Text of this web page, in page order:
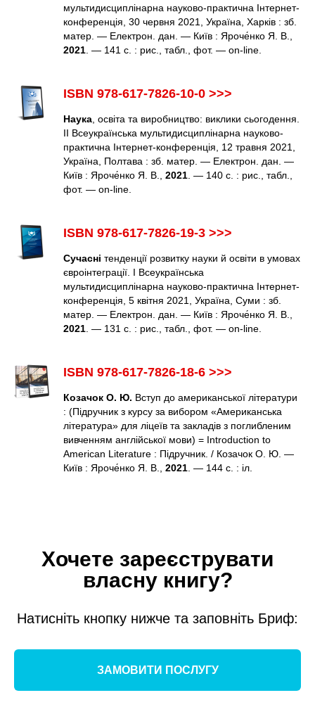
мультидисциплінарна науково-практична Інтернет-
конференція, 30 червня 2021, Україна, Харків : зб.
матер. — Електрон. дан. — Київ : Яроче́нко Я. В.,
2021 . — 141 с. : рис., табл., фот. — оn-line.
ISBN 978-617-7826-10-0 >>>
Наука , освіта та виробництво: виклики сьогодення.
ІІ Всеукраїнська мультидисциплінарна науково-
практична Інтернет-конференція, 12 травня 2021,
Україна, Полтава : зб. матер. — Електрон. дан. —
Київ : Яроче́нко Я. В., 2021 . — 140 с. : рис., табл.,
фот. — оn-line.
ISBN 978-617-7826-19-3 >>>
Сучасні тенденції розвитку науки й освіти в умовах
євроінтеграції. І Всеукраїнська
мультидисциплінарна науково-практична Інтернет-
конференція, 5 квітня 2021, Україна, Суми : зб.
матер. — Електрон. дан. — Київ : Яроче́нко Я. В.,
2021 . — 131 с. : рис., табл., фот. — оn-line.
ISBN 978-617-7826-18-6 >>>
Козачок О. Ю. Вступ до американської літератури
: (Підручник з курсу за вибором «Американська
література» для ліцеїв та закладів з поглибленим
вивченням англійської мови) = Introduction to
American Literature : Підручник. / Козачок О. Ю. —
Київ : Яроче́нко Я. В., 2021 . — 144 с. : іл.
Хочете зареєструвати
власну книгу?
Натисніть кнопку нижче та заповніть Бриф:
ЗАМОВИТИ ПОСЛУГУ